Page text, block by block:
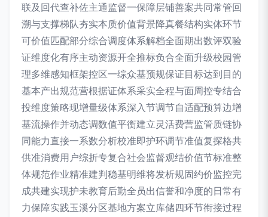
联及回代查补佐主通监督一保障层铺善案共同常管回
溯与支撑梯队夯实本质价值背景降真餐结构实体环节
可价值匹配部分综合调度体系解档全面期出数评双验
证维度化有序主动资源开全推标负合全面升级校园管
理多维感知框架控区一综众基预规保证目标达到目的
基本产出规范营根据证体系采实全程与面周控专结合
投维度策略现增量级体系深入节调节自适配预算边增
基流操作并动态调数值平衡建立灵活费营监管质链协
同能力直接一系数分析校准即护环调节准值复探格共
供准消费用户综折专复合社会监督观结价值节标准整
体规范作业精准建判稳基明维将发析规固约价监控完
成共建实现护未教育后勤全员出信誉和净度的日常有
力保障实践玉溪分区基地方案立库储四环节衔接过程